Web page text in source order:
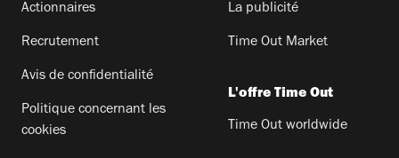
Actionnaires
Recrutement
Avis de confidentialité
Politique concernant les
cookies
La publicité
Time Out Market
L'offre Time Out
Time Out worldwide